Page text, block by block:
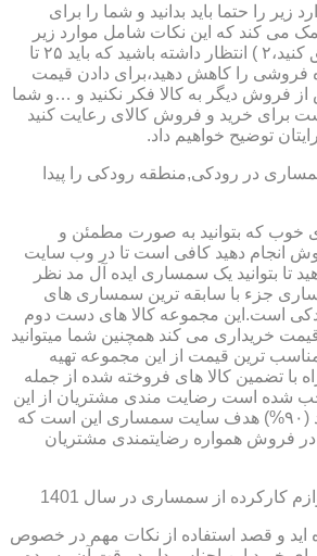
را حتما باید بدانید و شما را برای
می کند که این نکات شامل موارد زیر
است:۱ ) به خوبی تحقیق کنید،۲ ) انتظار داشته باشید که باید ۲۵ تا
فروشی را کاهش دهید،برای دادن قیمت
باشید،۴ ) پس از فروش دیگر به کالا فکر نکنید و …و شما
برای خرید و فروش کالای رعایت کنید
توضیح خواهیم داد.
در رودکی,منطقه رودکی را پیدا
خوب که بتوانید به صورت مطمئن و
انجام دهید کافی است تا در وب سایت
تا بتوانید یک سمساری ایده آل مد نظر
جزء با سابقه ترین سمساری های
است.این مجموعه کالا های دست دوم
خریداری می کند همچنین شما میتوانید
مناسب ترین قیمت از این مجموعه تهیه
با تضمین کالا های فروخته شده از جمله
شده است رضایت مندی مشتریان از این
مجموعه بسیار بالا باشد (۹۰%) هدف سایت سمساری این است که
در فروش همواره رضایتمندی مشتریان
کارکرده از سمساری در سال 1401
اید و قصد استفاده از نکات مهم در خصوص